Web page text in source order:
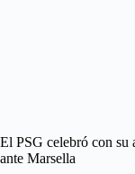
El PSG celebró con su
ante Marsella